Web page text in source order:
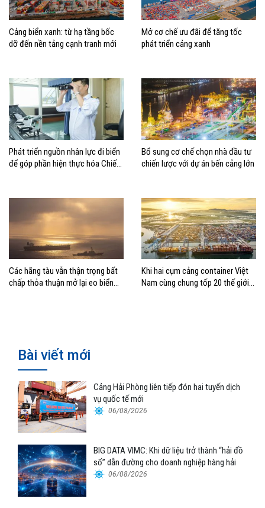
Cảng biển xanh: từ hạ tầng bốc
dỡ đến nền tảng cạnh tranh mới
Mở cơ chế ưu đãi để tăng tốc
phát triển cảng xanh
Phát triển nguồn nhân lực đi biển
để góp phần hiện thực hóa Chiến
Bổ sung cơ chế chọn nhà đầu tư
chiến lược với dự án bến cảng lớn
Các hãng tàu vẫn thận trọng bất
chấp thỏa thuận mở lại eo biển
Khi hai cụm cảng container Việt
Nam cùng chung tốp 20 thế giới
Bài viết mới
Cảng Hải Phòng liên tiếp đón hai tuyến dịch
vụ quốc tế mới
06/08/2026
BIG DATA VIMC: Khi dữ liệu trở thành “hải đồ
số” dẫn đường cho doanh nghiệp hàng hải
06/08/2026